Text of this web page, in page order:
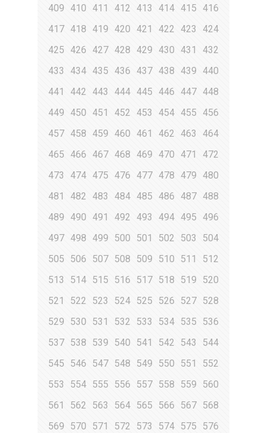
409 410 411 412 413 414 415
416
417 418 419 420 421 422 423
424
425
426 427 428 429 430 431
432
433
434 435 436 437 438 439
440
441
442 443 444 445 446 447 448
449
450 451 452 453 454 455
456
457 458 459 460 461 462 463
464
465
466 467 468 469 470 471
472
473
474 475 476 477 478 479
480
481
482 483 484 485 486 487 488
489
490 491 492 493 494 495
496
497 498 499 500 501 502 503
504
505
506 507 508 509 510 511
512
513
514 515 516 517 518 519
520
521
522 523 524 525 526 527 528
529
530 531 532 533 534 535
536
537 538 539 540 541 542 543
544
545
546 547 548 549 550 551
552
553
554 555 556 557 558 559
560
561
562 563 564 565 566 567 568
569
570 571 572 573 574 575
576